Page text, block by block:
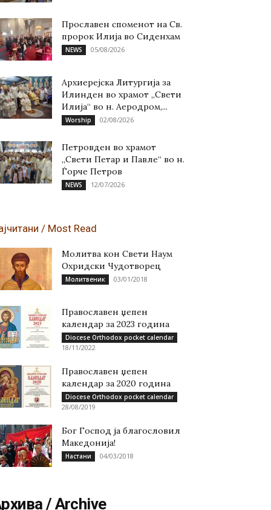
Прославен споменот на Св.
пророк Илија во Сиденхам
NEWS 05/08/2026
Архиерејска Литургија за
Илинден во храмот „Свети
Илија“ во н. Аеродром,...
Worship 02/08/2026
Петровден во храмот
„Свети Петар и Павле“ во н.
Ѓорче Петров
NEWS 12/07/2026
/ Most Read
Молитва кон Свети Наум
Охридски Чудотворец
Молитвеник 03/01/2018
Православен џепен
календар за 2023 година
Diocese Orthodox pocket calendar
18/11/2022
Православен џепен
календар за 2020 година
Diocese Orthodox pocket calendar
28/08/2019
Бог Господ ја благословил
Македонија!
Настани 04/03/2018
/ Archive